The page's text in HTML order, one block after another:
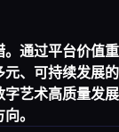
通过平台价值
、可持续发展的
艺术高质量发
。